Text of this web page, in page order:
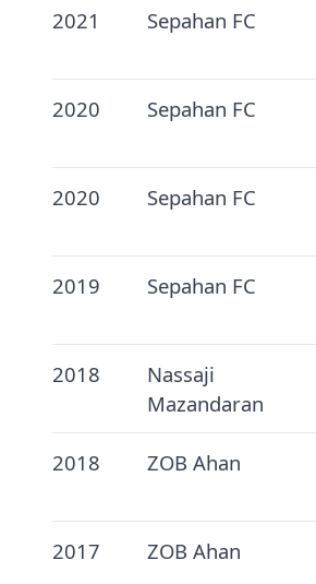
2021 Sepahan FC
2020 Sepahan FC
2020 Sepahan FC
2019 Sepahan FC
2018
Nassaji
Mazandaran
2018 ZOB Ahan
2017 ZOB Ahan